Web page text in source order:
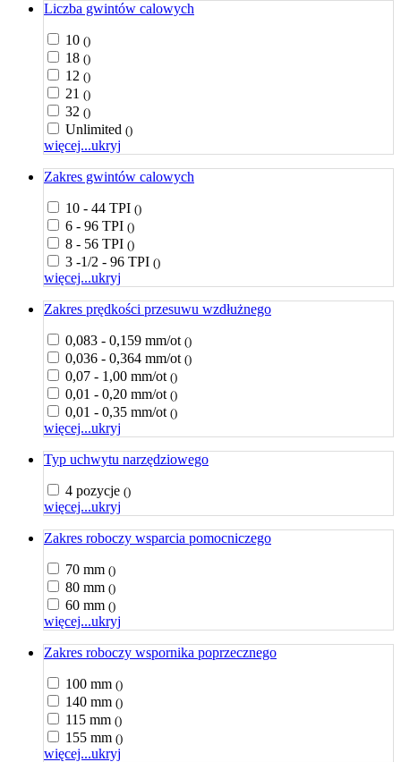
Liczba gwintów calowych
10 ()
18 ()
12 ()
21 ()
32 ()
Unlimited ()
więcej...ukryj
Zakres gwintów calowych
10 - 44 TPI ()
6 - 96 TPI ()
8 - 56 TPI ()
3 -1/2 - 96 TPI ()
więcej...ukryj
Zakres prędkości przesuwu wzdłużnego
0,083 - 0,159 mm/ot ()
0,036 - 0,364 mm/ot ()
0,07 - 1,00 mm/ot ()
0,01 - 0,20 mm/ot ()
0,01 - 0,35 mm/ot ()
więcej...ukryj
Typ uchwytu narzędziowego
4 pozycje ()
więcej...ukryj
Zakres roboczy wsparcia pomocniczego
70 mm ()
80 mm ()
60 mm ()
więcej...ukryj
Zakres roboczy wspornika poprzecznego
100 mm ()
140 mm ()
115 mm ()
155 mm ()
więcej...ukryj